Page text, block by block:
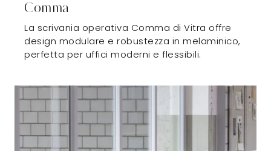
Comma
La scrivania operativa Comma di Vitra offre
design modulare e robustezza in melaminico,
perfetta per uffici moderni e flessibili.